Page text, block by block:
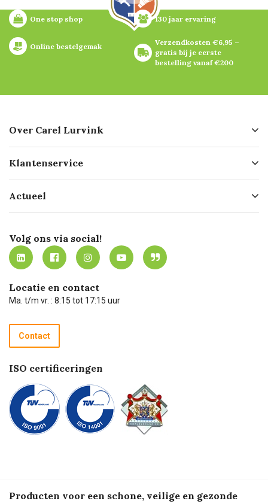
One stop shop 130 jaar ervaring
Online bestelgemak
Verzendkosten €6,95 –
gratis bij je eerste
bestelling vanaf €200
Over Carel Lurvink
Geschiedenis
Missie
Werken bij Carel Lurvink
MVO
Klantenservice
Bezorgen
Mijn Carel Lurvink
Mijn Carel Lurvink instructievideo's
Carel Lurvink App
Hulp op afstand
Technische dienst
Recycle programma
Betalen
Actueel
Innovation LAB
Tevreden klanten
Carel Lurvink Blog
Carel de podcast
Volg ons via social!
Locatie en contact
Ma. t/m vr. : 8:15 tot 17:15 uur
Contact
ISO certificeringen
Producten voor een schone, veilige en gezonde